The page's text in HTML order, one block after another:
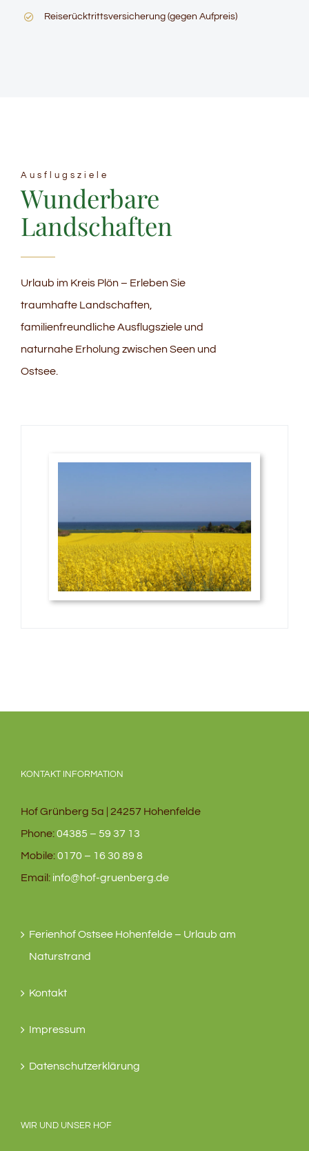
Reiserücktrittsversicherung (gegen Aufpreis)
Ausflugsziele
Wunderbare
Landschaften
Urlaub im Kreis Plön – Erleben Sie
traumhafte Landschaften,
familienfreundliche Ausflugsziele und
naturnahe Erholung zwischen Seen und
Ostsee.
KONTAKT INFORMATION
Hof Grünberg 5a | 24257 Hohenfelde
Phone:04385 – 59 37 13
Mobile:0170 – 16 30 89 8
Email: info@hof-gruenberg.de
Ferienhof Ostsee Hohenfelde – Urlaub am
Naturstrand
Kontakt
Impressum
Datenschutzerklärung
WIR UND UNSER HOF